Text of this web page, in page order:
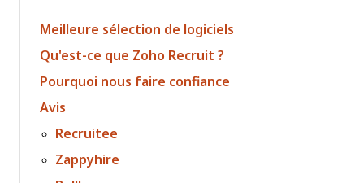
Meilleure sélection de logiciels
Qu'est-ce que Zoho Recruit ?
Pourquoi nous faire confiance
Avis
Recruitee
Zappyhire